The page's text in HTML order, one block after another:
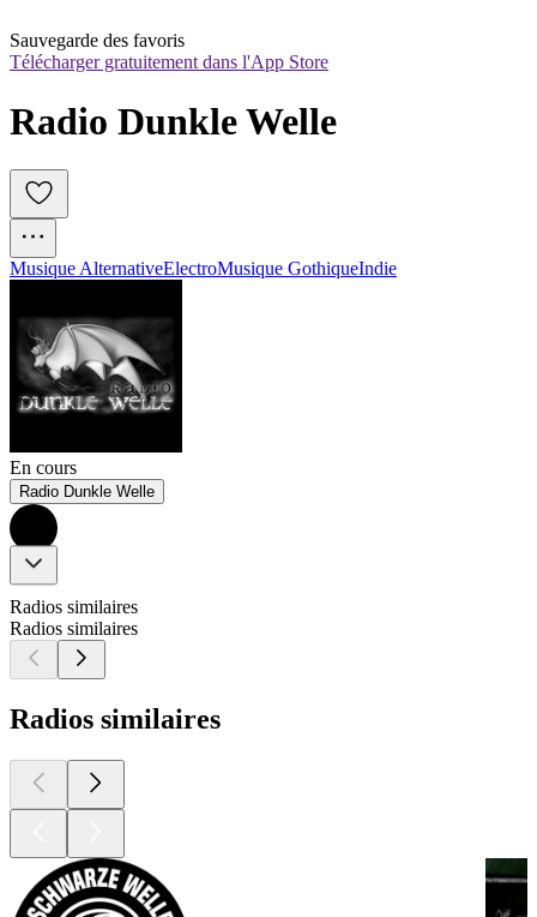
Sauvegarde des favoris
Télécharger gratuitement dans l'App Store
Radio Dunkle Welle
Musique AlternativeElectroMusique GothiqueIndie
En cours
Radio Dunkle Welle
Radios similaires
Radios similaires
Radios similaires